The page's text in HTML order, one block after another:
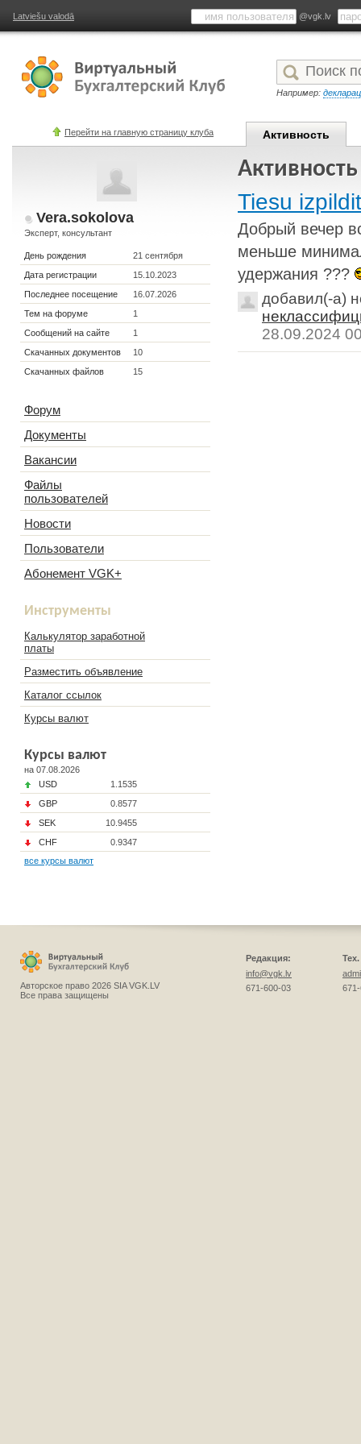
Latviešu valodā @vgk.lv
Например:
Перейти на главную страницу клуба Активность
Vera.sokolova
Эксперт, консультант
День рождения
21 сентября
Дата регистрации
15.10.2023
Последнее посещение
16.07.2026
Тем на форуме
1
Сообщений на сайте
1
Скачанных документов
10
Скачанных файлов
15
Форум
Документы
Вакансии
Файлы
пользователей
Новости
Пользователи
Абонемент VGK+
Инструменты
Калькулятор заработной
платы
Разместить объявление
Каталог ссылок
Курсы валют
Курсы валют
на 07.08.2026
USD
1.1535
GBP
0.8577
SEK
10.9455
CHF
0.9347
все курсы валют
Tiesu
Добрый вечер
меньше
удержания ???
добавил(-а)
28.09.2024
Авторское право 2026 SIA VGK.LV
Все права защищены
Редакция:
info@vgk.lv
671-600-03